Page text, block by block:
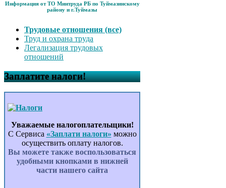
Информация от ТО Минтруда РБ по Туймазинскому
району и г.Туймазы
Трудовые отношения (все)
Труд и охрана труда
Легализация трудовых
отношений
Заплатите налоги!
Уважаемые налогоплательщики!
С Сервиса «Заплати налоги» можно
осуществить оплату налогов.
Вы можете также воспользоваться
удобными кнопками в нижней
части нашего сайта